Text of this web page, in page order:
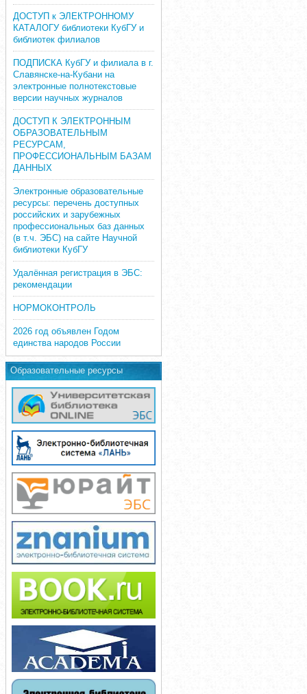
ДОСТУП к ЭЛЕКТРОННОМУ
КАТАЛОГУ библиотеки КубГУ и
библиотек филиалов
ПОДПИСКА КубГУ и филиала в г.
Славянске-на-Кубани на
электронные полнотекстовые
версии научных журналов
ДОСТУП К ЭЛЕКТРОННЫМ
ОБРАЗОВАТЕЛЬНЫМ
РЕСУРСАМ,
ПРОФЕССИОНАЛЬНЫМ БАЗАМ
ДАННЫХ
Электронные образовательные
ресурсы: перечень доступных
российских и зарубежных
профессиональных баз данных
(в т.ч. ЭБС) на сайте Научной
библиотеки КубГУ
Удалённая регистрация в ЭБС:
рекомендации
НОРМОКОНТРОЛЬ
2026 год объявлен Годом
единства народов России
Образовательные ресурсы